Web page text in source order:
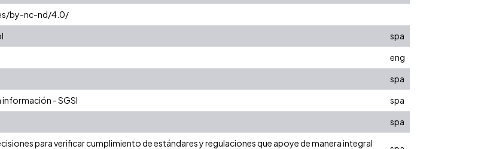
by-nc-nd/4.0/
spa
eng
spa
información - SGSI
spa
spa
para verificar cumplimiento de estándares y regulaciones que apoye de manera integral